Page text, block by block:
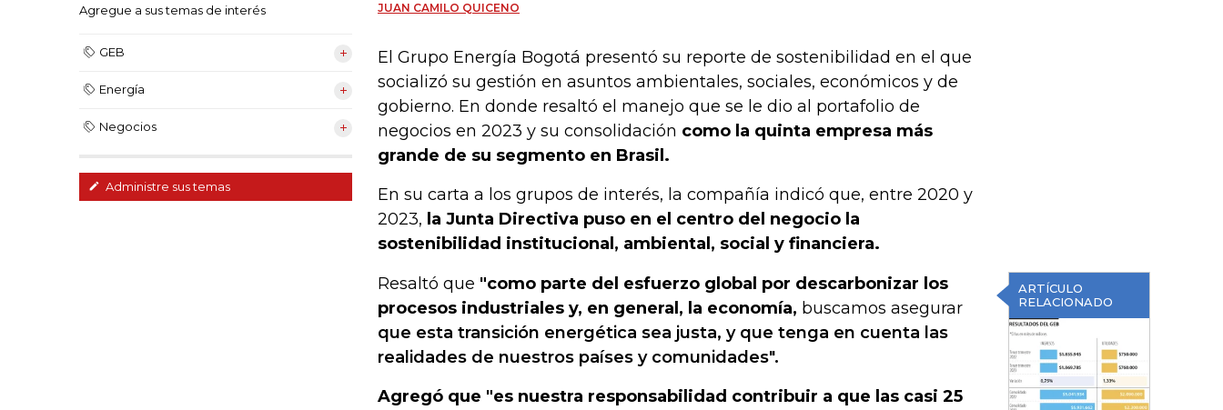
Agregue a sus temas de interés
GEB
Energía
Negocios
Administre sus temas
JUAN CAMILO QUICENO
El Grupo Energía Bogotá presentó su reporte de sostenibilidad en el que
socializó su gestión en asuntos ambientales, sociales, económicos y de
gobierno. En donde resaltó el manejo que se le dio al portafolio de
negocios en 2023 y su consolidación como la quinta empresa más
grande de su segmento en Brasil.
En su carta a los grupos de interés, la compañía indicó que, entre 2020 y
2023, la Junta Directiva puso en el centro del negocio la
sostenibilidad institucional, ambiental, social y financiera.
ARTÍCULO
RELACIONADO
Resaltó que "como parte del esfuerzo global por descarbonizar los
procesos industriales y, en general, la economía, buscamos asegurar
que esta transición energética sea justa, y que tenga en cuenta las
realidades de nuestros países y comunidades".
Agregó que "es nuestra responsabilidad contribuir a que las casi 25